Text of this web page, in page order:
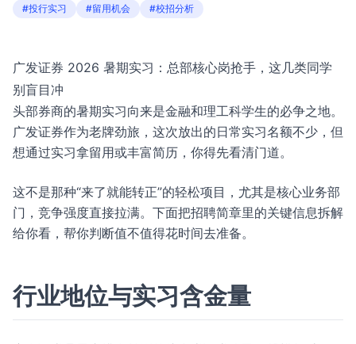
#投行实习
#留用机会 #校招分析
广发证券 2026 暑期实习：总部核心岗抢手，这几类同学
别盲目冲
头部券商的暑期实习向来是金融和理工科学生的必争之地。
广发证券作为老牌劲旅，这次放出的日常实习名额不少，但
想通过实习拿留用或丰富简历，你得先看清门道。
这不是那种“来了就能转正”的轻松项目，尤其是核心业务部
门，竞争强度直接拉满。下面把招聘简章里的关键信息拆解
给你看，帮你判断值不值得花时间去准备。
行业地位与实习含金量